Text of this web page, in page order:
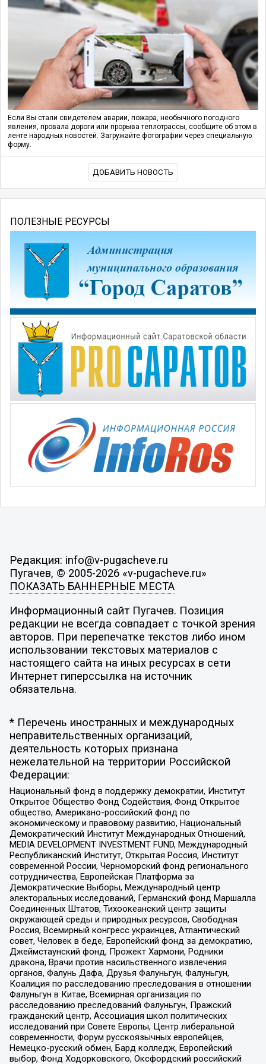
Если Вы стали свидетелем аварии, пожара, необычного погодного
явления, провала дороги или прорыва теплотрассы, сообщите об этом в
ленте народных новостей. Загружайте фотографии через специальную
форму.
ДОБАВИТЬ НОВОСТЬ
ПОЛЕЗНЫЕ РЕСУРСЫ
Редакция: info@v-pugacheve.ru
Пугачев, © 2005-2026 «v-pugacheve.ru»
ПОКАЗАТЬ БАННЕРНЫЕ МЕСТА
Информационный сайт Пугачев. Позиция
редакции не всегда совпадает с точкой зрения
авторов. При перепечатке текстов либо ином
использовании текстовых материалов с
настоящего сайта на иных ресурсах в сети
Интернет гиперссылка на источник
обязательна.
* Перечень иностранных и международных
неправительственных организаций,
деятельность которых признана
нежелательной на территории Российской
Федерации:
Национальный фонд в поддержку демократии, Институт
Открытое Общество Фонд Содействия, Фонд Открытое
общество, Американо-российский фонд по
экономическому и правовому развитию, Национальный
Демократический Институт Международных Отношений,
MEDIA DEVELOPMENT INVESTMENT FUND, Международный
Республиканский Институт, Открытая Россия, Институт
современной России, Черноморский фонд регионального
сотрудничества, Европейская Платформа за
Демократические Выборы, Международный центр
электоральных исследований, Германский фонд Маршалла
Соединенных Штатов, Тихоокеанский центр защиты
окружающей среды и природных ресурсов, Свободная
Россия, Всемирный конгресс украинцев, Атлантический
совет, Человек в беде, Европейский фонд за демократию,
Джеймстаунский фонд, Прожект Хармони, Родники
дракона, Врачи против насильственного извлечения
органов, Фалунь Дафа, Друзья Фалуньгун, Фалуньгун,
Коалиция по расследованию преследования в отношении
Фалуньгун в Китае, Всемирная организация по
расследованию преследований Фалуньгун, Пражский
гражданский центр, Ассоциация школ политических
исследований при Совете Европы, Центр либеральной
современности, Форум русскоязычных европейцев,
Немецко-русский обмен, Бард колледж, Европейский
выбор, Фонд Ходорковского, Оксфордский российский